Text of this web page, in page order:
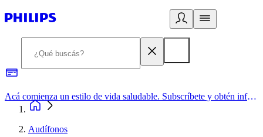
Acá comienza un estilo de vida saludable. Subscríbete y obtén información de primera mano
Audífonos